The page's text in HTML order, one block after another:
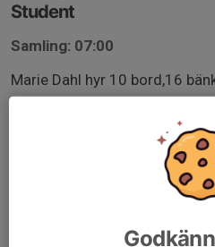
Student
Samling: 07:00
Marie Dahl hyr 10 bord,16